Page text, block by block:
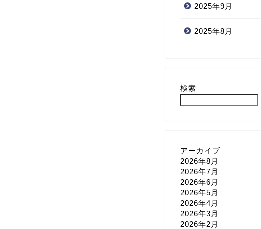
2025年9月
2025年8月
検索
アーカイブ
2026年8月
2026年7月
2026年6月
2026年5月
2026年4月
2026年3月
2026年2月